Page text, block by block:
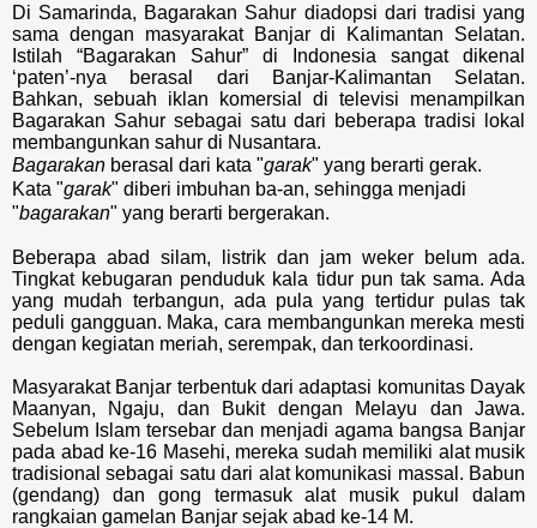
Di Samarinda, Bagarakan Sahur diadopsi dari tradisi yang
sama dengan masyarakat Banjar di Kalimantan Selatan.
Istilah “Bagarakan Sahur” di Indonesia sangat dikenal
‘paten’-nya berasal dari Banjar-Kalimantan Selatan.
Bahkan, sebuah iklan komersial di televisi menampilkan
Bagarakan Sahur sebagai satu dari beberapa tradisi lokal
membangunkan sahur di Nusantara.
Bagarakan berasal dari kata "garak" yang berarti gerak.
Kata "garak" diberi imbuhan ba-an, sehingga menjadi
"bagarakan" yang berarti bergerakan.
Beberapa abad silam, listrik dan jam weker belum ada.
Tingkat kebugaran penduduk kala tidur pun tak sama. Ada
yang mudah terbangun, ada pula yang tertidur pulas tak
peduli gangguan. Maka, cara membangunkan mereka mesti
dengan kegiatan meriah, serempak, dan terkoordinasi.
Masyarakat Banjar terbentuk dari adaptasi komunitas Dayak
Maanyan, Ngaju, dan Bukit dengan Melayu dan Jawa.
Sebelum Islam tersebar dan menjadi agama bangsa Banjar
pada abad ke-16 Masehi, mereka sudah memiliki alat musik
tradisional sebagai satu dari alat komunikasi massal. Babun
(gendang) dan gong termasuk alat musik pukul dalam
rangkaian gamelan Banjar sejak abad ke-14 M.